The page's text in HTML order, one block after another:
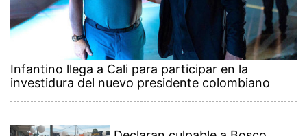
Infantino llega a Cali para participar en la
investidura del nuevo presidente colombiano